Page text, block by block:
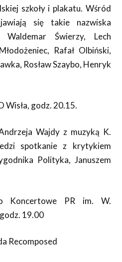
szkoły i plakatu. Wśród
się takie nazwiska
Waldemar Świerzy, Lech
Rafał Olbiński,
Rosław Szaybo, Henryk
Wisła, godz. 20.15.
Wajdy z muzyką K.
spotkanie z krytykiem
Polityka, Januszem
Koncertowe PR im. W.
19.00
Recomposed